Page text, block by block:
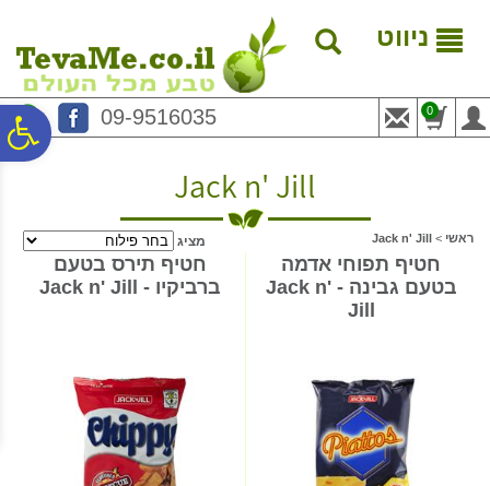
נגישות
המרכזי
ניווט
09-9516035 0
Jack n' Jill
ראשי >
Jack n' Jill מציג
חטיף תפוחי אדמה
בטעם גבינה - Jack n'
Jill
חטיף תירס בטעם
ברביקיו - Jack n' Jill